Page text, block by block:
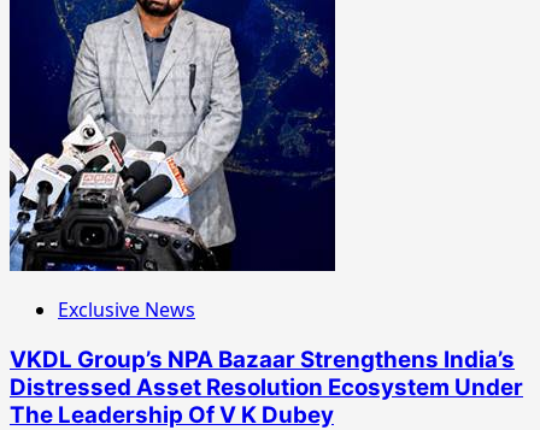
Exclusive News
VKDL Group’s NPA Bazaar Strengthens India’s
Distressed Asset Resolution Ecosystem Under
The Leadership Of V K Dubey